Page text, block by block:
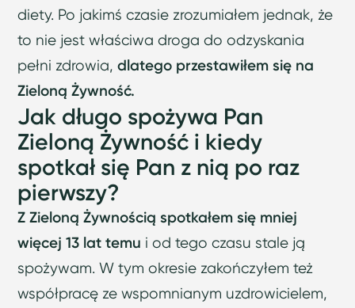
diety. Po jakimś czasie zrozumiałem jednak, że
to nie jest właściwa droga do odzyskania
pełni zdrowia,dlatego przestawiłem się na
Zieloną Żywność.
Jak długo spożywa Pan
Zieloną Żywność i kiedy
spotkał się Pan z nią po raz
pierwszy?
Z Zieloną Żywnością spotkałem się mniej
więcej 13 lat temu i od tego czasu stale ją
spożywam. W tym okresie zakończyłem też
współpracę ze wspomnianym uzdrowicielem,